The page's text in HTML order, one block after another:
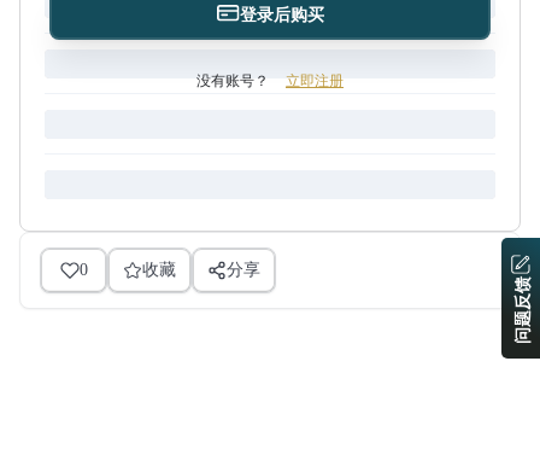
登录后购买
没有账号？ 立即注册
0 收藏 分享
问题反馈